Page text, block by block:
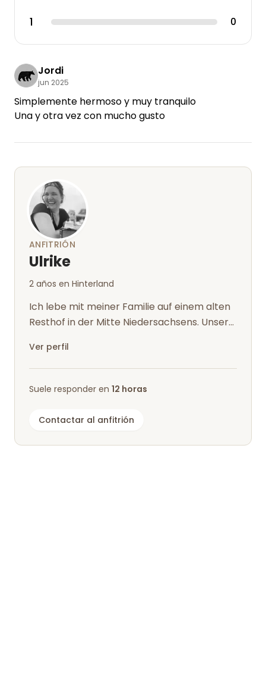
1 0
Jordi
jun 2025
Simplemente hermoso y muy tranquilo
Una y otra vez con mucho gusto
ANFITRIÓN
Ulrike
2 años en Hinterland
Ich lebe mit meiner Familie auf einem alten
Resthof in der Mitte Niedersachsens. Unser
Ver perfil
Suele responder en 12 horas
Contactar al anfitrión